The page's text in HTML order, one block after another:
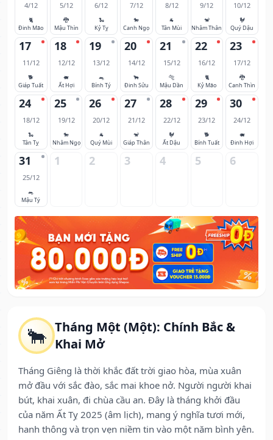
🐂 Tháng Một (Một): Chính Bắc &
Khai Mở
Tháng Giêng là thời khắc đất trời giao hòa, mùa xuân
mở đầu với sắc đào, sắc mai khoe nở. Người người khai
bút, khai xuân, đi chùa cầu an. Đây là tháng khởi đầu
của năm Ất Tỵ 2025 (âm lịch), mang ý nghĩa tươi mới,
hanh thông và trọn vẹn niềm tin vào một năm bình yên.
4/12
🐈
Đinh Mão
5/12
🐉
Mậu Thìn
6/12
🐍
Kỷ Tỵ
7/12
🐎
Canh Ngọ
8/12
🐐
Tân Mùi
9/12
🐒
Nhâm Thân
10/12
🐓
Quý Dậu
17
11/12
🐕
Giáp Tuất
18
12/12
🐖
Ất Hợi
19
13/12
🐀
Bính Tý
20
14/12
🐂
Đinh Sửu
21
15/12
🐅
Mậu Dần
22
16/12
🐈
Kỷ Mão
23
17/12
🐉
Canh Thìn
24
18/12
🐍
Tân Tỵ
25
19/12
🐎
Nhâm Ngọ
26
20/12
🐐
Quý Mùi
27
21/12
🐒
Giáp Thân
28
22/12
🐓
Ất Dậu
29
23/12
🐕
Bính Tuất
30
24/12
🐖
Đinh Hợi
31
25/12
🐀
Mậu Tý
1 2 3 4 5 6